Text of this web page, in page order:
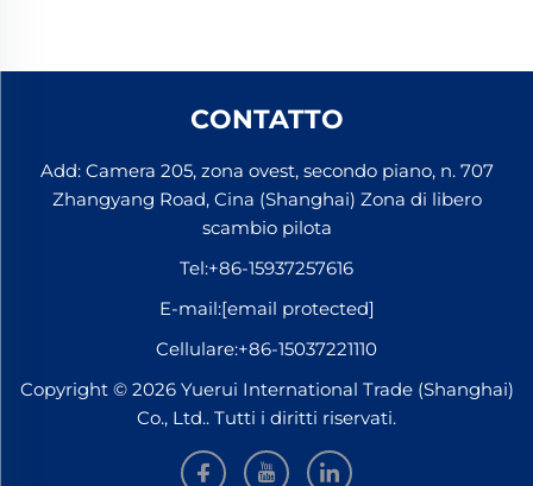
CONTATTO
Add: Camera 205, zona ovest, secondo piano, n. 707
Zhangyang Road, Cina (Shanghai) Zona di libero
scambio pilota
Tel:+86-15937257616
E-mail:[email protected]
Cellulare:+86-15037221110
Copyright © 2026 Yuerui International Trade (Shanghai)
Co., Ltd.. Tutti i diritti riservati.